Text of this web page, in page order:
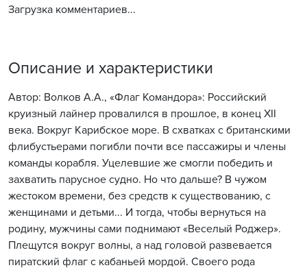
Загрузка комментариев...
Описание и характеристики
Автор: Волков А.А., «Флаг Командора»: Российский
круизный лайнер провалился в прошлое, в конец XII
века. Вокруг Карибское море. В схватках с британскими
флибустьерами погибли почти все пассажиры и члены
команды корабля. Уцелевшие же смогли победить и
захватить парусное судно. Но что дальше? В чужом
жестоком времени, без средств к существованию, с
женщинами и детьми... И тогда, чтобы вернуться на
родину, мужчины сами поднимают «Веселый Роджер».
Плещутся вокруг волны, а над головой развевается
пиратский флаг с кабаньей мордой. Своего рода